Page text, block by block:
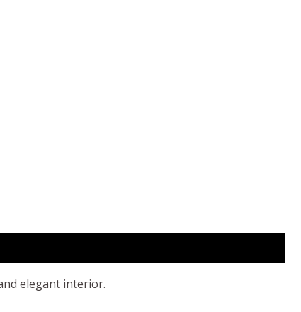
elegant interior.